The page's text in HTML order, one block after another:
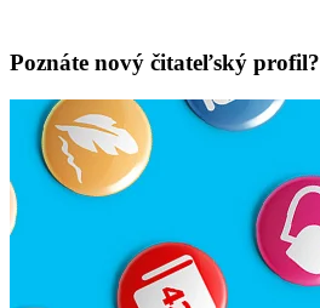
Poznáte nový čitateľský profil?